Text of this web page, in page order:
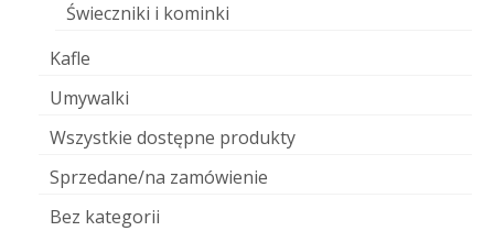
Świeczniki i kominki
Kafle
Umywalki
Wszystkie dostępne produkty
Sprzedane/na zamówienie
Bez kategorii